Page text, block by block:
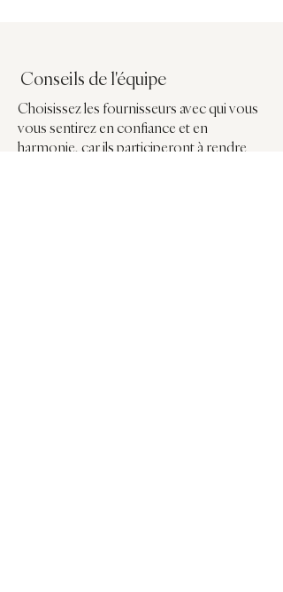
Conseils de l'équipe
Choisissez les fournisseurs avec qui vous
vous sentirez en confiance et en
harmonie, car ils participeront à rendre